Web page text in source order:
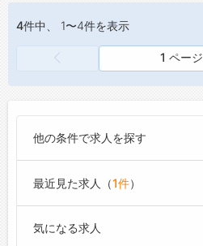
4件中、 1〜4件を表示
1 ページ
他の条件で求人を探す
最近見た求人（1件）
気になる求人